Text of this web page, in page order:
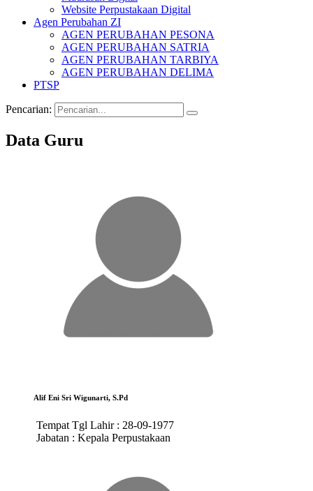
Website Perpustakaan Digital
Agen Perubahan ZI
AGEN PERUBAHAN PESONA
AGEN PERUBAHAN SATRIA
AGEN PERUBAHAN TARBIYA
AGEN PERUBAHAN DELIMA
PTSP
Pencarian:
Data Guru
Alif Eni Sri Wigunarti, S.Pd
Tempat Tgl Lahir : 28-09-1977
Jabatan : Kepala Perpustakaan